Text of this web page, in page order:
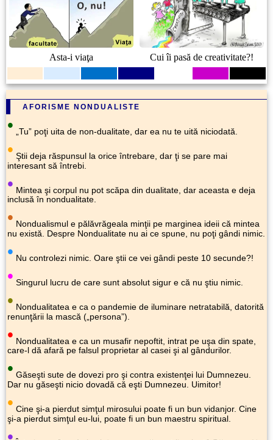
Asta-i viaţa Cui îi pasă de creativitate?!
AFORISME NONDUALISTE
• „Tu” poţi uita de non-dualitate, dar ea nu te uită niciodată.
• Ştii deja răspunsul la orice întrebare, dar ţi se pare mai
interesant să întrebi.
• Mintea şi corpul nu pot scăpa din dualitate, dar aceasta e deja
inclusă în nondualitate.
• Nondualismul e pălăvrăgeala minţii pe marginea ideii că mintea
nu există. Despre Nondualitate nu ai ce spune, nu poţi gândi nimic.
• Nu controlezi nimic. Oare ştii ce vei gândi peste 10 secunde?!
• Singurul lucru de care sunt absolut sigur e că nu ştiu nimic.
• Nondualitatea e ca o pandemie de iluminare netratabilă, datorită
renunţării la mască („persona”).
• Nondualitatea e ca un musafir nepoftit, intrat pe uşa din spate,
care-l dă afară pe falsul proprietar al casei şi al gândurilor.
• Găseşti sute de dovezi pro şi contra existenţei lui Dumnezeu.
Dar nu găseşti nicio dovadă că eşti Dumnezeu. Uimitor!
• Cine şi-a pierdut simţul mirosului poate fi un bun vidanjor. Cine
şi-a pierdut simţul eu-lui, poate fi un bun maestru spiritual.